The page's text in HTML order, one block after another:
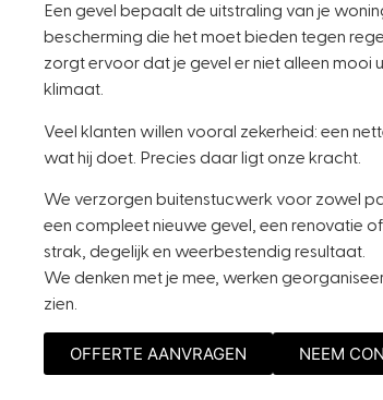
Een gevel bepaalt de uitstraling van je
bescherming die het moet bieden tegen
zorgt ervoor dat je gevel er niet alleen mooi
klimaat.
Veel klanten willen vooral zekerheid: een
wat hij doet. Precies daar ligt onze kracht.
We verzorgen buitenstucwerk voor zowel
een compleet nieuwe gevel, een renovatie
strak, degelijk en weerbestendig resultaat.
We denken met je mee, werken
zien.
OFFERTE AANVRAGEN NEEM